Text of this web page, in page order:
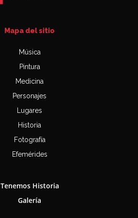
Mapa del sitio
Música
Pintura
Medicina
Personajes
Lugares
Historia
Fotografía
Efemérides
Tenemos Historia
Galería